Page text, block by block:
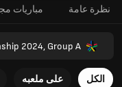
نظرة عامة مباريات
2024, Group A
الكل على ملعبه